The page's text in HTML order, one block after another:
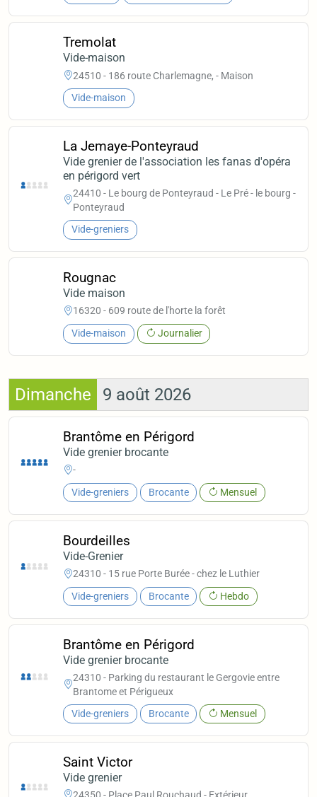
Tremolat
Vide-maison
24510 - 186 route Charlemagne, - Maison
Vide-maison
La Jemaye-Ponteyraud
Vide grenier de l'association les fanas d'opéra
en périgord vert
24410 - Le bourg de Ponteyraud - Le Pré - le bourg -
Ponteyraud
Vide-greniers
Rougnac
Vide maison
16320 - 609 route de l'horte la forêt
Vide-maison Journalier
Dimanche 9 août 2026
Brantôme en Périgord
Vide grenier brocante
-
Vide-greniers Brocante Mensuel
Bourdeilles
Vide-Grenier
24310 - 15 rue Porte Burée - chez le Luthier
Vide-greniers Brocante Hebdo
Brantôme en Périgord
Vide grenier brocante
24310 - Parking du restaurant le Gergovie entre
Brantome et Périgueux
Vide-greniers Brocante Mensuel
Saint Victor
Vide grenier